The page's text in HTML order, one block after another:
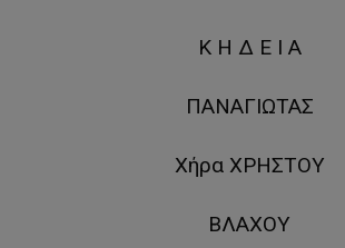
Κ Η Δ Ε Ι Α
ΠΑΝΑΓΙΩΤΑΣ
Χήρα ΧΡΗΣΤΟΥ
ΒΛΑΧΟΥ